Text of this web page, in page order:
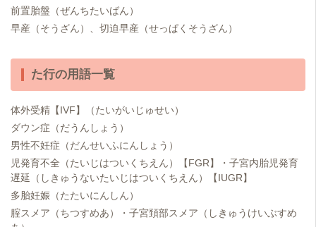
前置胎盤（ぜんちたいばん）
早産（そうざん）、切迫早産（せっぱくそうざん）
た行の用語一覧
体外受精【IVF】（たいがいじゅせい）
ダウン症（だうんしょう）
男性不妊症（だんせいふにんしょう）
児発育不全（たいじはついくちえん）【FGR】・子宮内胎児発育
遅延（しきゅうないたいじはついくちえん）【IUGR】
多胎妊娠（たたいにんしん）
腟スメア（ちつすめあ）・子宮頚部スメア（しきゅうけいぶすめ